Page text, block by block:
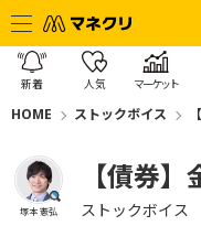
新着 人気 マーケット
HOME ストックボイス
塚本 憲弘
【債券
ストックボイス